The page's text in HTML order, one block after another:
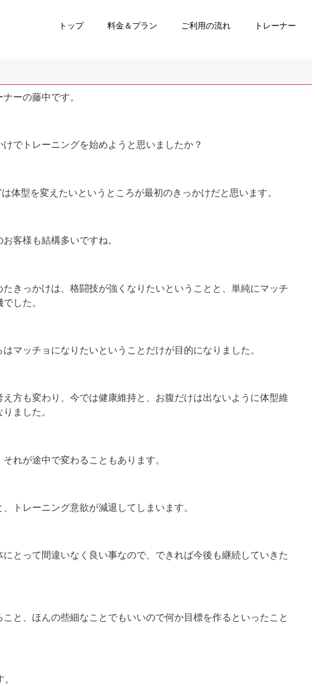
トップ 料金＆プラン ご利用の流れ トレーナー
ーの藤中です。
でトレーニングを始めようと思いましたか？
体型を変えたいというところが最初のきっかけだと思います。
客様も結構多いですね。
きっかけは、格闘技が強くなりたいということと、単純にマッチ
した。
マッチョになりたいということだけが目的になりました。
方も変わり、今では健康維持と、お腹だけは出ないように体型維
ました。
れが途中で変わることもあります。
トレーニング意欲が減退してしまいます。
にとって間違いなく良い事なので、できれば今後も継続していきた
と、ほんの些細なことでもいいので何か目標を作るといったこと